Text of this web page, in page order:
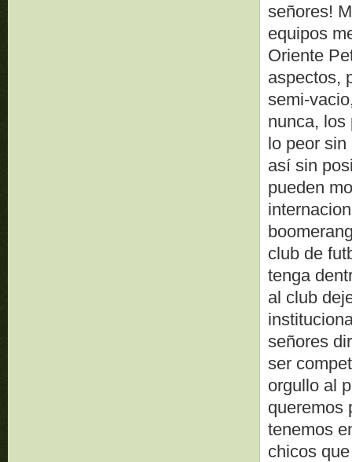
señores!
equipos
Oriente
aspectos,
semi-
nunca, los
lo peor
así sin
pueden
club de
tenga
al club
señores
ser
orgullo al
queremos
tenemos
chicos